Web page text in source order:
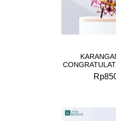
Rp